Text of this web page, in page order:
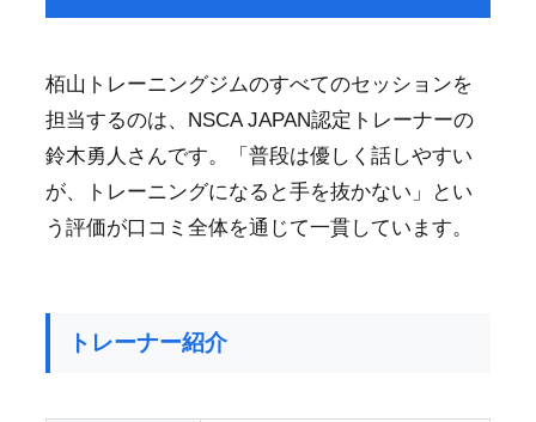
栢山トレーニングジムのすべてのセッションを
担当するのは、NSCA JAPAN認定トレーナーの
鈴木勇人さんです。「普段は優しく話しやすい
が、トレーニングになると手を抜かない」とい
う評価が口コミ全体を通じて一貫しています。
トレーナー紹介